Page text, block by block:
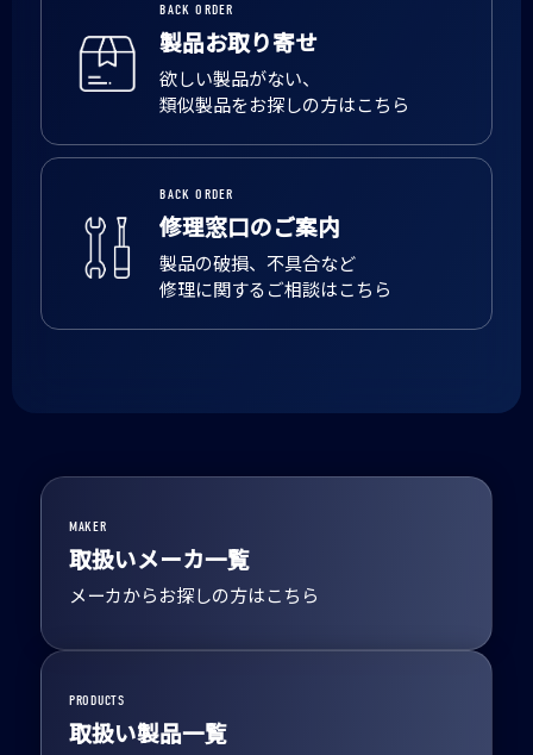
BACK ORDER
製品お取り寄せ
欲しい製品がない、
類似製品をお探しの方はこちら
BACK ORDER
修理窓口のご案内
製品の破損、不具合など
修理に関するご相談はこちら
MAKER
取扱いメーカ一覧
メーカからお探しの方はこちら
PRODUCTS
取扱い製品一覧